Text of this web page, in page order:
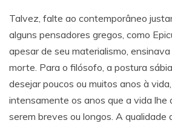
Talvez, falte ao contemporâneo
alguns pensadores gregos, como
apesar de seu materialismo,
morte. Para o filósofo, a postura
desejar poucos ou muitos anos à
intensamente os anos que a vida lhe
serem breves ou longos. A qualidade